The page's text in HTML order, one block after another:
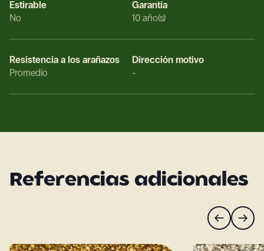
Estirable
No
Garantía
10 año(s)
Resistencia a los arañazos
Promedio
Dirección motivo
-
Referencias adicionales